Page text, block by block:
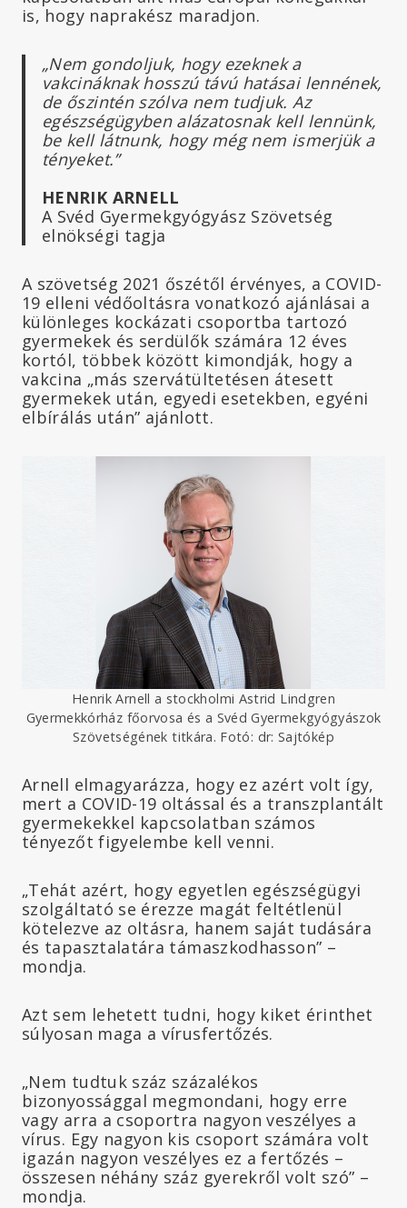
is, hogy naprakész maradjon.
„Nem gondoljuk, hogy ezeknek a
vakcináknak hosszú távú hatásai lennének,
de őszintén szólva nem tudjuk. Az
egészségügyben alázatosnak kell lennünk,
be kell látnunk, hogy még nem ismerjük a
tényeket.”
HENRIK ARNELL
A Svéd Gyermekgyógyász Szövetség
elnökségi tagja
A szövetség 2021 őszétől érvényes, a COVID-
19 elleni védőoltásra vonatkozó ajánlásai a
különleges kockázati csoportba tartozó
gyermekek és serdülők számára 12 éves
kortól, többek között kimondják, hogy a
vakcina „más szervátültetésen átesett
gyermekek után, egyedi esetekben, egyéni
elbírálás után” ajánlott.
Henrik Arnell a stockholmi Astrid Lindgren
Gyermekkórház főorvosa és a Svéd Gyermekgyógyászok
Szövetségének titkára. Fotó: dr: Sajtókép
Arnell elmagyarázza, hogy ez azért volt így,
mert a COVID-19 oltással és a transzplantált
gyermekekkel kapcsolatban számos
tényezőt figyelembe kell venni.
„Tehát azért, hogy egyetlen egészségügyi
szolgáltató se érezze magát feltétlenül
kötelezve az oltásra, hanem saját tudására
és tapasztalatára támaszkodhasson” –
mondja.
Azt sem lehetett tudni, hogy kiket érinthet
súlyosan maga a vírusfertőzés.
„Nem tudtuk száz százalékos
bizonyossággal megmondani, hogy erre
vagy arra a csoportra nagyon veszélyes a
vírus. Egy nagyon kis csoport számára volt
igazán nagyon veszélyes ez a fertőzés –
összesen néhány száz gyerekről volt szó” –
mondja.